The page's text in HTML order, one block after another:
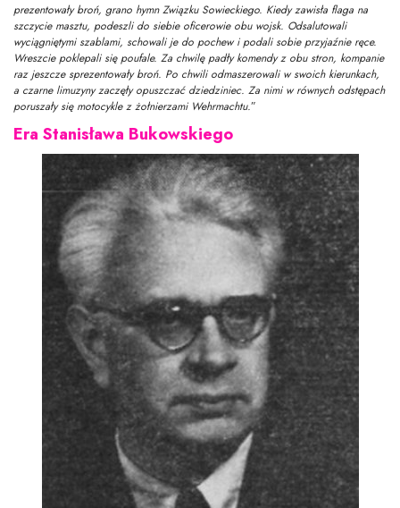
prezentowały broń, grano hymn Związku Sowieckiego. Kiedy zawisła flaga na
szczycie masztu, podeszli do siebie oficerowie obu wojsk. Odsalutowali
wyciągniętymi szablami, schowali je do pochew i podali sobie przyjaźnie ręce.
Wreszcie poklepali się poufale. Za chwilę padły komendy z obu stron, kompanie
raz jeszcze sprezentowały broń. Po chwili odmaszerowali w swoich kierunkach,
a czarne limuzyny zaczęły opuszczać dziedziniec. Za nimi w równych odstępach
poruszały się motocykle z żołnierzami Wehrmachtu.”
Era Stanisława Bukowskiego